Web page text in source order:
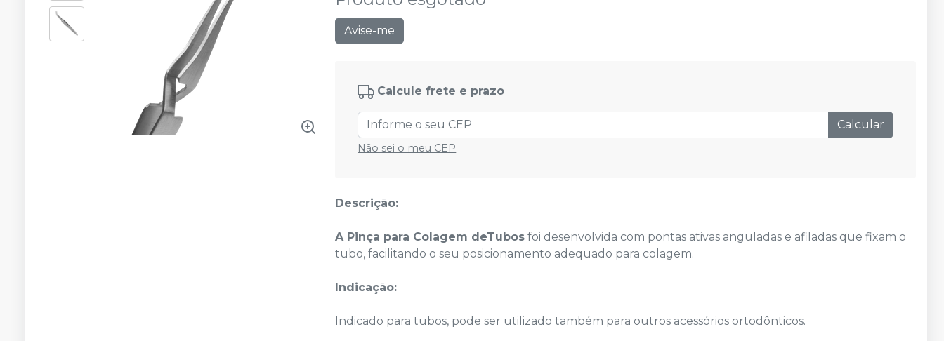
Avise-me
Calcule frete e prazo
Calcular
Não sei o meu CEP
Descrição:
A Pinça para Colagem deTubos foi desenvolvida com pontas ativas anguladas e afiladas que fixam o
tubo, facilitando o seu posicionamento adequado para colagem.
Indicação:
Indicado para tubos, pode ser utilizado também para outros acessórios ortodônticos.